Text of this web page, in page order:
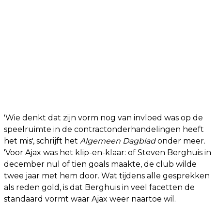
'Wie denkt dat zijn vorm nog van invloed was op de
speelruimte in de contractonderhandelingen heeft
het mis', schrijft het Algemeen Dagbladonder meer.
'Voor Ajax was het klip-en-klaar: of Steven Berghuis in
december nul of tien goals maakte, de club wilde
twee jaar met hem door. Wat tijdens alle gesprekken
als reden gold, is dat Berghuis in veel facetten de
standaard vormt waar Ajax weer naartoe wil.